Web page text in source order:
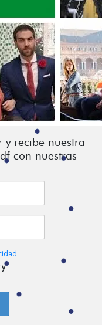
y recibe nuestra
con nuestras
y